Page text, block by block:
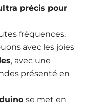
précis pour
fréquences,
avec les joies
, avec une
présenté en
se met en